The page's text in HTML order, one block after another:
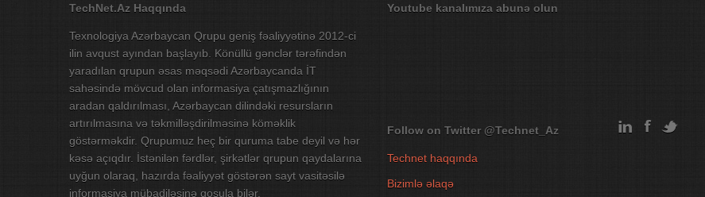
TechNet.Az Haqqında
Texnologiya Azərbaycan Qrupu geniş fəaliyyətinə 2012-ci
ilin avqust ayından başlayıb. Könüllü gənclər tərəfindən
yaradılan qrupun əsas məqsədi Azərbaycanda İT
sahəsində mövcud olan informasiya çatışmazlığının
aradan qaldırılması, Azərbaycan dilindəki resursların
artırılmasına və təkmilləşdirilməsinə köməklik
göstərməkdir. Qrupumuz heç bir quruma tabe deyil və hər
kəsə açıqdır. İstənilən fərdlər, şirkətlər qrupun qaydalarına
uyğun olaraq, hazırda fəaliyyət göstərən sayt vasitəsilə
informasiya mübadiləsinə qoşula bilər.
Youtube kanalımıza abunə olun
Follow on Twitter @Technet_Az
Technet haqqında
Bizimlə əlaqə